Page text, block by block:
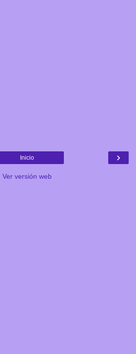
›
Inicio
Ver versión web